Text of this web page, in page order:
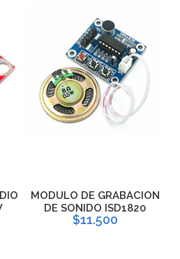
MODULO DE GRABACION
DE SONIDO ISD1820
$11.500